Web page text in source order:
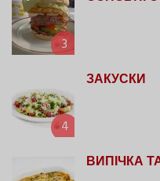
3
4
ЗАКУСКИ
ВИПІЧКА